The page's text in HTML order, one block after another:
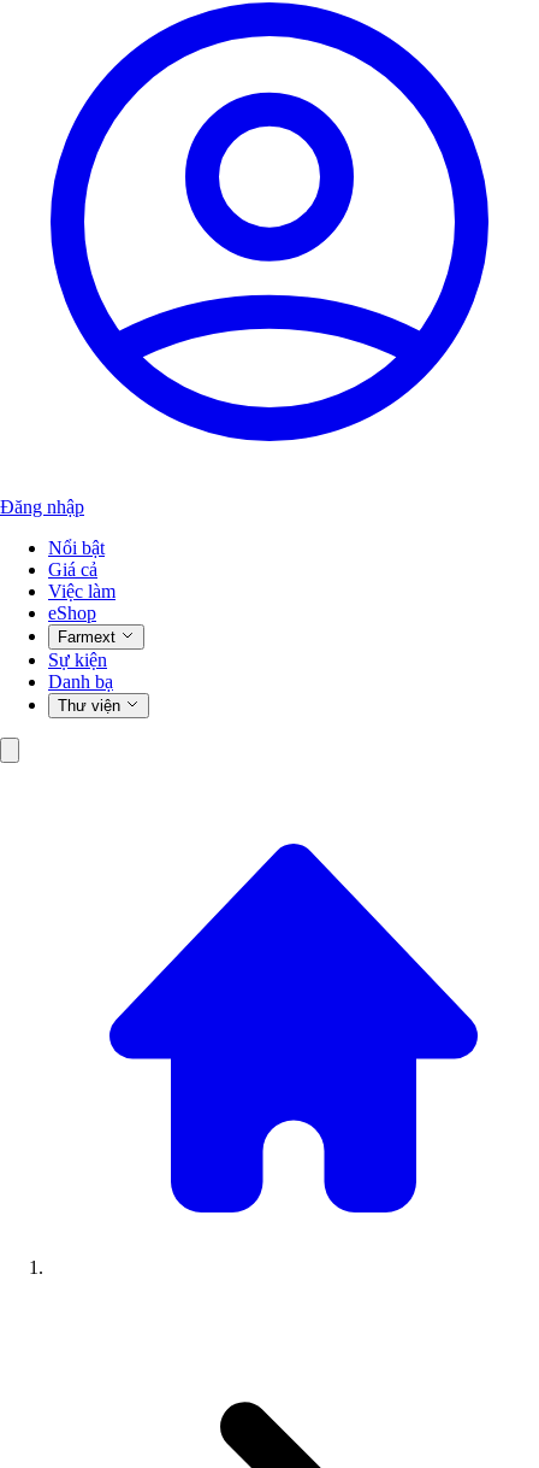
Đăng nhập
Nổi bật
Giá cả
Việc làm
eShop
Farmext
Sự kiện
Danh bạ
Thư viện